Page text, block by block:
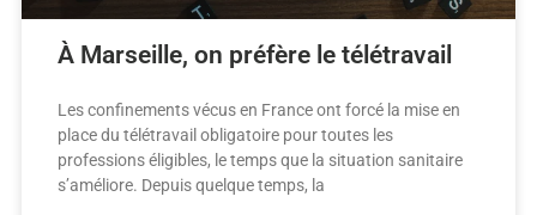
À Marseille, on préfère le télétravail
Les confinements vécus en France ont forcé la mise en
place du télétravail obligatoire pour toutes les
professions éligibles, le temps que la situation sanitaire
s’améliore. Depuis quelque temps, la